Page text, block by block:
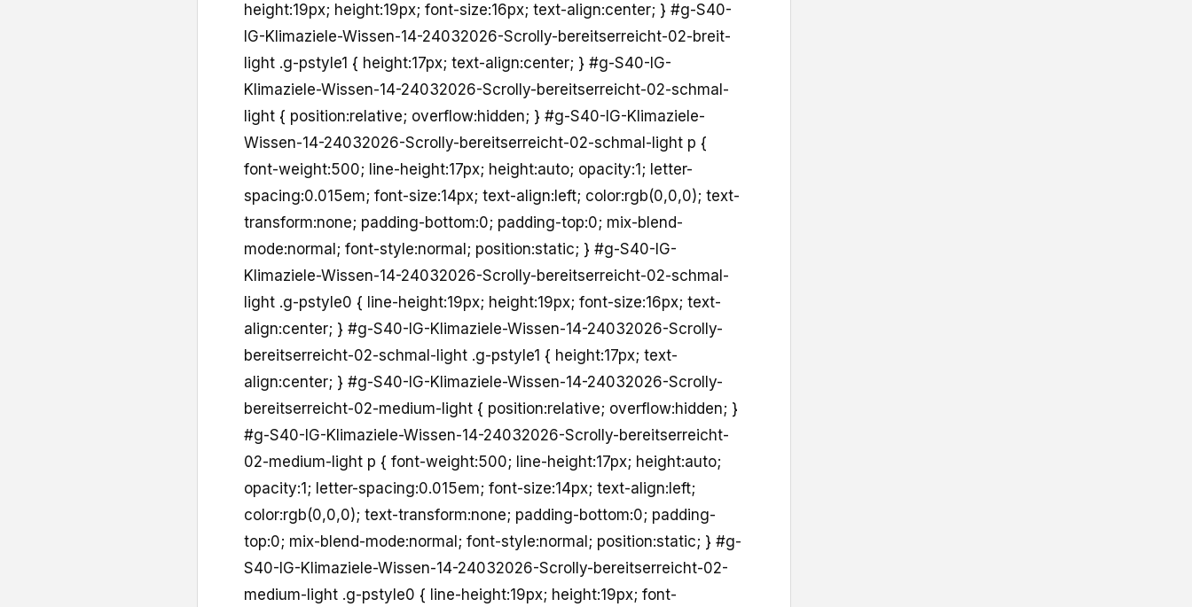
height:19px; height:19px; font-size:16px; text-align:center; } #g-S40-
IG-Klimaziele-Wissen-14-24032026-Scrolly-bereitserreicht-02-breit-
light .g-pstyle1 { height:17px; text-align:center; } #g-S40-IG-
Klimaziele-Wissen-14-24032026-Scrolly-bereitserreicht-02-schmal-
light { position:relative; overflow:hidden; } #g-S40-IG-Klimaziele-
Wissen-14-24032026-Scrolly-bereitserreicht-02-schmal-light p {
font-weight:500; line-height:17px; height:auto; opacity:1; letter-
spacing:0.015em; font-size:14px; text-align:left; color:rgb(0,0,0); text-
transform:none; padding-bottom:0; padding-top:0; mix-blend-
mode:normal; font-style:normal; position:static; } #g-S40-IG-
Klimaziele-Wissen-14-24032026-Scrolly-bereitserreicht-02-schmal-
light .g-pstyle0 { line-height:19px; height:19px; font-size:16px; text-
align:center; } #g-S40-IG-Klimaziele-Wissen-14-24032026-Scrolly-
bereitserreicht-02-schmal-light .g-pstyle1 { height:17px; text-
align:center; } #g-S40-IG-Klimaziele-Wissen-14-24032026-Scrolly-
bereitserreicht-02-medium-light { position:relative; overflow:hidden; }
#g-S40-IG-Klimaziele-Wissen-14-24032026-Scrolly-bereitserreicht-
02-medium-light p { font-weight:500; line-height:17px; height:auto;
opacity:1; letter-spacing:0.015em; font-size:14px; text-align:left;
color:rgb(0,0,0); text-transform:none; padding-bottom:0; padding-
top:0; mix-blend-mode:normal; font-style:normal; position:static; } #g-
S40-IG-Klimaziele-Wissen-14-24032026-Scrolly-bereitserreicht-02-
medium-light .g-pstyle0 { line-height:19px; height:19px; font-